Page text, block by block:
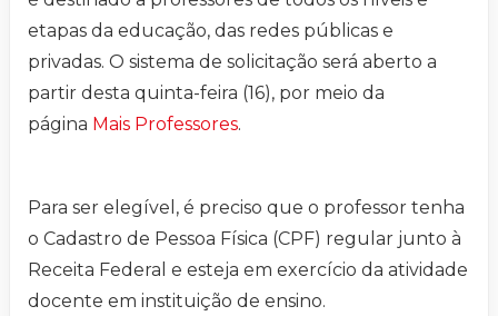
etapas da educação, das redes públicas e
privadas. O sistema de solicitação será aberto a
partir desta quinta-feira (16), por meio da
página Mais Professores.
Para ser elegível, é preciso que o professor tenha
o Cadastro de Pessoa Física (CPF) regular junto à
Receita Federal e esteja em exercício da atividade
docente em instituição de ensino.